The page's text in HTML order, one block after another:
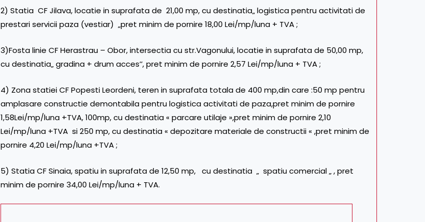
2) Statia CF Jilava, locatie in suprafata de 21,00 mp, cu destinatia„ logistica pentru activitati de
prestari servicii paza (vestiar) „pret minim de pornire 18,00 Lei/mp/luna + TVA ;
3)Fosta linie CF Herastrau – Obor, intersectia cu str.Vagonului, locatie in suprafata de 50,00 mp,
cu destinatia„ gradina + drum acces’’, pret minim de pornire 2,57 Lei/mp/luna + TVA ;
4) Zona statiei CF Popesti Leordeni, teren in suprafata totala de 400 mp,din care :50 mp pentru
amplasare constructie demontabila pentru logistica activitati de paza,pret minim de pornire
1,58Lei/mp/luna +TVA, 100mp, cu destinatia « parcare utilaje »,pret minim de pornire 2,10
Lei/mp/luna +TVA si 250 mp, cu destinatia « depozitare materiale de constructii « ,pret minim de
pornire 4,20 Lei/mp/luna +TVA ;
5) Statia CF Sinaia, spatiu in suprafata de 12,50 mp, cu destinatia „ spatiu comercial „ , pret
minim de pornire 34,00 Lei/mp/luna + TVA.